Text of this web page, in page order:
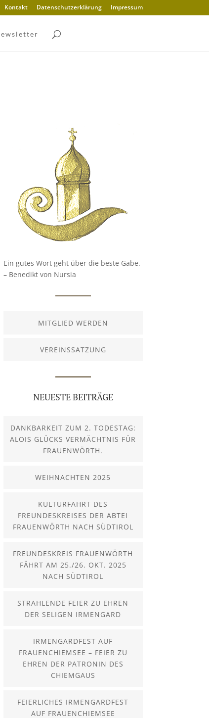
Kontakt Datenschutzerklärung Impressum
Ein gutes Wort geht über die beste Gabe.
– Benedikt von Nursia
MITGLIED WERDEN
VEREINSSATZUNG
NEUESTE BEITRÄGE
DANKBARKEIT ZUM 2. TODESTAG:
ALOIS GLÜCKS VERMÄCHTNIS FÜR
FRAUENWÖRTH.
WEIHNACHTEN 2025
KULTURFAHRT DES
FREUNDESKREISES DER ABTEI
FRAUENWÖRTH NACH SÜDTIROL
FREUNDESKREIS FRAUENWÖRTH
FÄHRT AM 25./26. OKT. 2025
NACH SÜDTIROL
STRAHLENDE FEIER ZU EHREN
DER SELIGEN IRMENGARD
IRMENGARDFEST AUF
FRAUENCHIEMSEE – FEIER ZU
EHREN DER PATRONIN DES
CHIEMGAUS
FEIERLICHES IRMENGARDFEST
AUF FRAUENCHIEMSEE